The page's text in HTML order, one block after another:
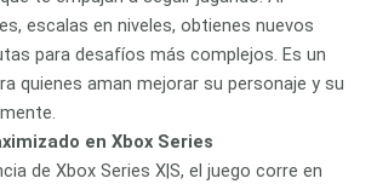
escalas en niveles, obtienes nuevos
para desafíos más complejos. Es un
quienes aman mejorar su personaje y su
en Xbox Series
de Xbox Series X|S, el juego corre en